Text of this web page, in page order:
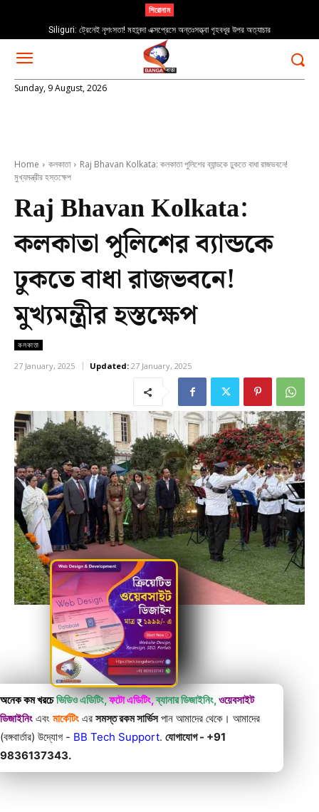
শিরোনাম
Siliguri: ট্রেনেই নৃশংসতা! মহানন্দা এক্সপ্রেসে অন্তঃসত্ত্বা গৃহবধূর উপর অত্যাচার
Sunday, 9 August, 2026
Home কলকাতা
Raj Bhavan Kolkata: কলকাতা পুলিশের ব্যান্ডকে ঢুকতে বাধা রাজভবনে!
মুখ্যমন্ত্রীর হস্তক্ষেপ
Raj Bhavan Kolkata:
কলকাতা পুলিশের ব্যান্ডকে
ঢুকতে বাধা রাজভবনে!
মুখ্যমন্ত্রীর হস্তক্ষেপ
কলকাতা
27 January, 2025 Updated: 27 January, 2025
অনেক কম খরচে ভিডিও এডিটিং,ফটো এডিটিং,ব্যানার ডিজাইনিং,ওয়েবসাইট
ডিজাইনিং এবং মার্কেটিং এর সমস্ত রকম সার্ভিসপান আমাদের থেকে। আমাদের
(বঙ্গবার্তার) উদ্যোগ - BB Tech Support. যোগাযোগ - +91
9836137343.